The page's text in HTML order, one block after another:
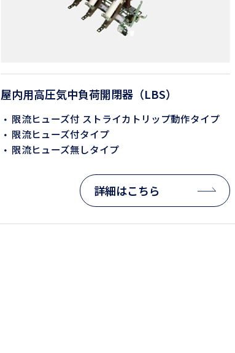
屋内用高圧気中負荷開閉器（LBS）
限流ヒューズ付 ストライカトリップ動作タイプ
限流ヒューズ付タイプ
限流ヒューズ無しタイプ
詳細はこちら